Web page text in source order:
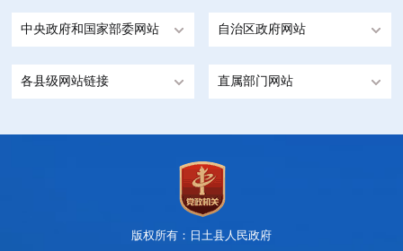
中央政府和国家部委网站 自治区政府网站
各县级网站链接 直属部门网站
版权所有：日土县人民政府